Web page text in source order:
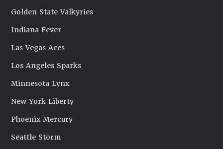
Golden State Valkyries
Indiana Fever
Las Vegas Aces
Los Angeles Sparks
Minnesota Lynx
New York Liberty
Phoenix Mercury
Seattle Storm